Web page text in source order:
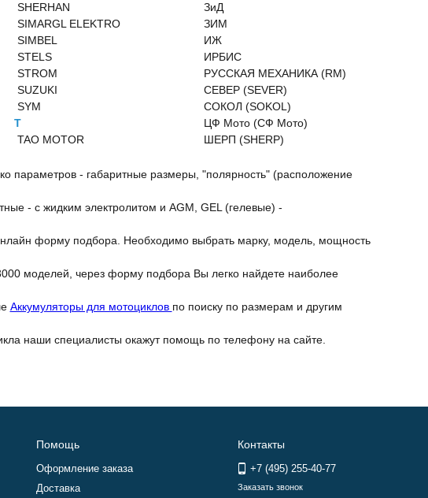
SHERHAN
SIMARGL ELEKTRO
SIMBEL
STELS
STROM
SUZUKI
SYM
T
TAO MOTOR
ЗиД
ЗИМ
ИЖ
ИРБИС
РУССКАЯ МЕХАНИКА (RM)
СЕВЕР (SEVER)
СОКОЛ (SOKOL)
ЦФ Мото (СФ Мото)
ШЕРП (SHERP)
параметров - габаритные размеры, "полярность" (расположение
- с жидким электролитом и AGM, GEL (гелевые) -
форму подбора. Необходимо выбрать марку, модель, мощность
моделей, через форму подбора Вы легко найдете наиболее
Аккумуляторы для мотоциклов по поиску по размерам и другим
наши специалисты окажут помощь по телефону на сайте.
Помощь
Оформление заказа
Доставка
Контакты
+7 (495) 255-40-77
Заказать звонок